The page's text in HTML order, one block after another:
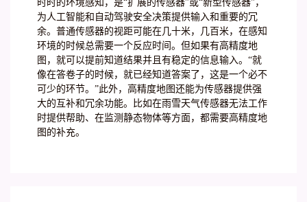
时时的环境感知，是“扩展的传感器”或“新型传感器”，
为人工智能和自动驾驶安全决策提供输入和重要的冗
余。普通传感器的视距可能在几十米，几百米，在感知
环境的时候总需要一个反应时间。但如果有高精度地
图，就可以提前知道结果并且有稳定的信息输入。“就
像在答卷子的时候，就已经知道答案了，这是一个必不
可少的环节。”此外，高精度地图还能为传感器提供强
大的互补和冗余功能。比如在雨雪天气传感器无法工作
时提供帮助、在监测静态物体等方面，都需要高精度地
图的补充。